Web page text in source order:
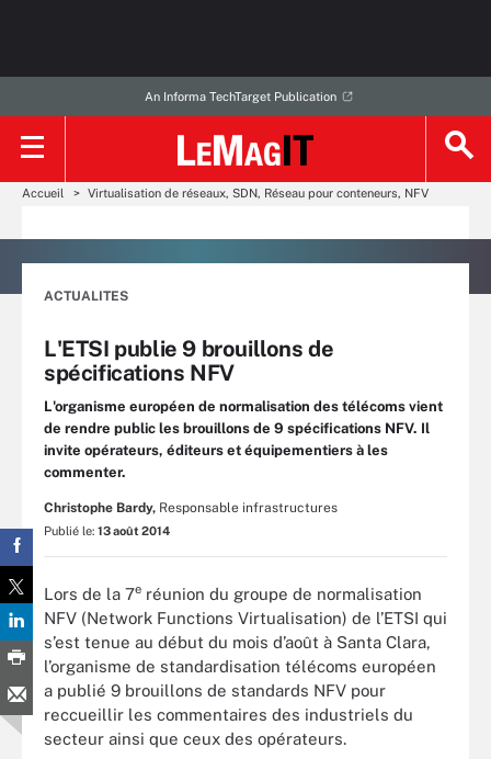
An Informa TechTarget Publication
Accueil Virtualisation de réseaux, SDN, Réseau pour conteneurs, NFV
ACTUALITES
L'ETSI publie 9 brouillons de
spécifications NFV
L'organisme européen de normalisation des télécoms vient
de rendre public les brouillons de 9 spécifications NFV. Il
invite opérateurs, éditeurs et équipementiers à les
commenter.
Christophe Bardy, Responsable infrastructures
Publié le: 13 août 2014
Lors de la 7e réunion du groupe de normalisation
NFV (Network Functions Virtualisation) de l’ETSI qui
s’est tenue au début du mois d’août à Santa Clara,
l’organisme de standardisation télécoms européen
a publié 9 brouillons de standards NFV pour
reccueillir les commentaires des industriels du
secteur ainsi que ceux des opérateurs.